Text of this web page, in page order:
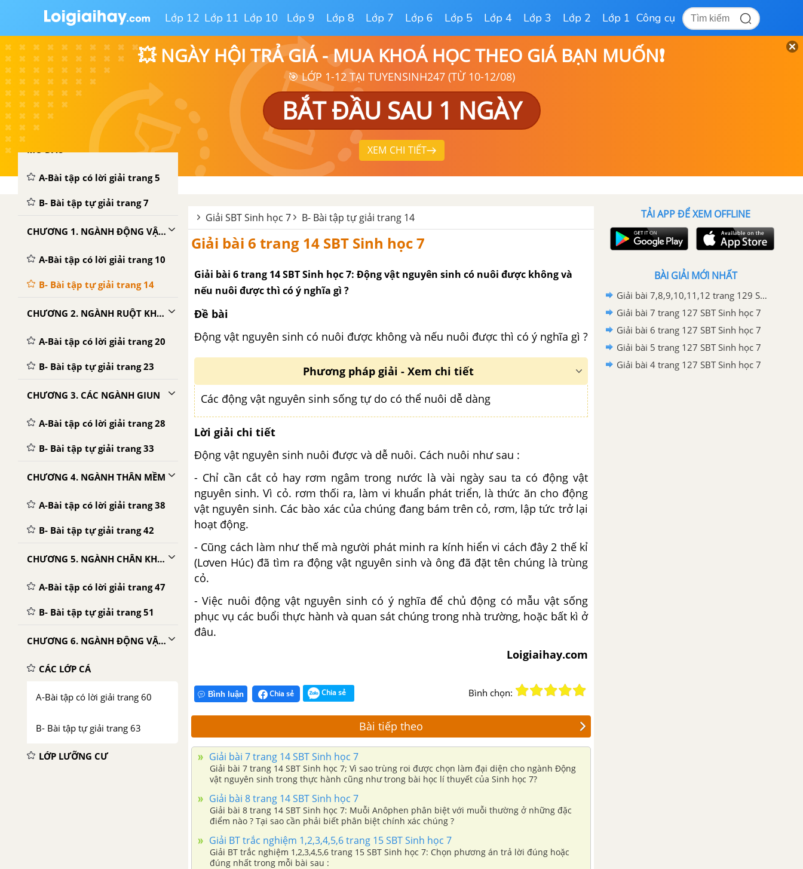
Lớp 12 Lớp 11 Lớp 10 Lớp 9 Lớp 8 Lớp 7 Lớp 6 Lớp 5 Lớp 4 Lớp 3 Lớp 2 Lớp 1 Công cụ
💥 NGÀY HỘI TRẢ GIÁ - MUA KHOÁ HỌC THEO GIÁ BẠN MUỐN❗
🎯 LỚP 1-12 TẠI TUYENSINH247 (TỪ 10-12/08)
BẮT ĐẦU SAU 1 NGÀY
XEM CHI TIẾT
MỞ ĐẦU
A-Bài tập có lời giải trang 5
B- Bài tập tự giải trang 7
CHƯƠNG 1. NGÀNH ĐỘNG VẬT NGUYÊN SINH
A-Bài tập có lời giải trang 10
B- Bài tập tự giải trang 14
CHƯƠNG 2. NGÀNH RUỘT KHOANG
A-Bài tập có lời giải trang 20
B- Bài tập tự giải trang 23
CHƯƠNG 3. CÁC NGÀNH GIUN
A-Bài tập có lời giải trang 28
B- Bài tập tự giải trang 33
CHƯƠNG 4. NGÀNH THÂN MỀM
A-Bài tập có lời giải trang 38
B- Bài tập tự giải trang 42
CHƯƠNG 5. NGÀNH CHÂN KHỚP
A-Bài tập có lời giải trang 47
B- Bài tập tự giải trang 51
CHƯƠNG 6. NGÀNH ĐỘNG VẬT CÓ XƯƠNG SỐNG
CÁC LỚP CÁ
A-Bài tập có lời giải trang 60
B- Bài tập tự giải trang 63
LỚP LƯỠNG CƯ
Giải SBT Sinh học 7 B- Bài tập tự giải trang 14
Giải bài 6 trang 14 SBT Sinh học 7
Giải bài 6 trang 14 SBT Sinh học 7: Động vật nguyên sinh có nuôi được không và
nếu nuôi được thì có ý nghĩa gì ?
Đề bài
Động vật nguyên sinh có nuôi được không và nếu nuôi được thì có ý nghĩa gì ?
Phương pháp giải - Xem chi tiết
Các động vật nguyên sinh sống tự do có thể nuôi dễ dàng
Lời giải chi tiết
Động vật nguyên sinh nuôi được và dễ nuôi. Cách nuôi như sau :
- Chỉ cần cắt cỏ hay rơm ngâm trong nước là vài ngày sau ta có động vật
nguyên sinh. Vì cỏ. rơm thối ra, làm vi khuẩn phát triển, là thức ăn cho động
vật nguyên sinh. Các bào xác của chúng đang bám trên cỏ, rơm, lập tức trở lại
hoạt động.
- Cũng cách làm như thế mà người phát minh ra kính hiển vi cách đây 2 thế kỉ
(Lơven Húc) đã tìm ra động vật nguyên sinh và ông đã đặt tên chúng là trùng
cỏ.
- Việc nuôi động vật nguyên sinh có ý nghĩa để chủ động có mẫu vật sống
phục vụ các buổi thực hành và quan sát chúng trong nhà trường, hoặc bất kì ở
đâu.
Loigiaihay.com
Bình luận Chia sẻ Chia sẻ Bình chọn:
Bài tiếp theo
Giải bài 7 trang 14 SBT Sinh học 7
Giải bài 7 trang 14 SBT Sinh học 7; Vì sao trùng roi được chọn làm đại diện cho ngành Động
vật nguyên sinh trong thực hành cũng như trong bài học lí thuyết của Sinh học 7?
Giải bài 8 trang 14 SBT Sinh học 7
Giải bài 8 trang 14 SBT Sinh học 7: Muỗi Anôphen phân biệt với muỗi thường ở những đặc
điểm nào ? Tại sao cần phải biết phân biệt chính xác chúng ?
Giải BT trắc nghiệm 1,2,3,4,5,6 trang 15 SBT Sinh học 7
Giải BT trắc nghiệm 1,2,3,4,5,6 trang 15 SBT Sinh học 7: Chọn phương án trả lời đúng hoặc
đúng nhất trong mỗi bài sau :
TẢI APP ĐỂ XEM OFFLINE
BÀI GIẢI MỚI NHẤT
Giải bài 7,8,9,10,11,12 trang 129 SBT Sinh học 7
Giải bài 7 trang 127 SBT Sinh học 7
Giải bài 6 trang 127 SBT Sinh học 7
Giải bài 5 trang 127 SBT Sinh học 7
Giải bài 4 trang 127 SBT Sinh học 7